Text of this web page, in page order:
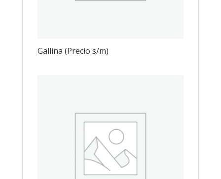
Gallina (Precio s/m)